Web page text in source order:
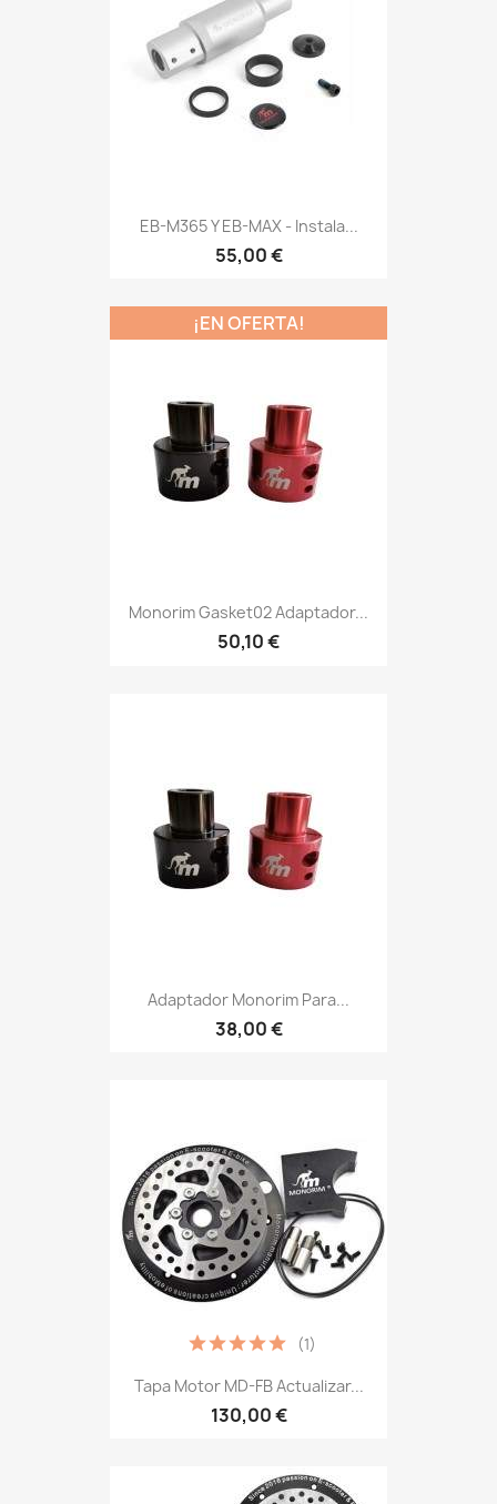
EB-M365 Y EB-MAX - Instala...
55,00 €
Monorim Gasket02 Adaptador...
50,10 €
¡EN OFERTA!
Adaptador Monorim Para...
38,00 €
Tapa Motor MD-FB Actualizar...
130,00 €
(1)